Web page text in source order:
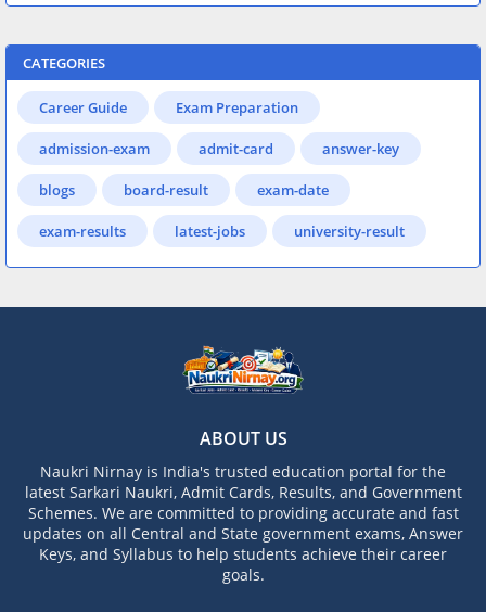
CATEGORIES
Career Guide Exam Preparation
admission-exam admit-card answer-key
blogs board-result exam-date
exam-results latest-jobs university-result
ABOUT US
Naukri Nirnay is India's trusted education portal for the
latest Sarkari Naukri, Admit Cards, Results, and Government
Schemes. We are committed to providing accurate and fast
updates on all Central and State government exams, Answer
Keys, and Syllabus to help students achieve their career
goals.